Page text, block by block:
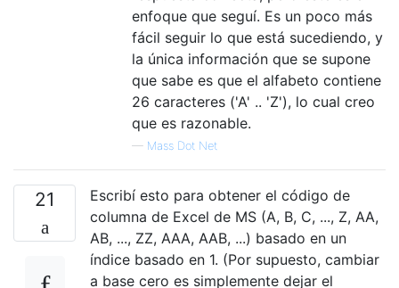
enfoque que seguí. Es un poco más
fácil seguir lo que está sucediendo, y
la única información que se supone
que sabe es que el alfabeto contiene
26 caracteres ('A' .. 'Z'), lo cual creo
que es razonable.
— Mass Dot Net
21
Escribí esto para obtener el código de
columna de Excel de MS (A, B, C, ..., Z, AA,
AB, ..., ZZ, AAA, AAB, ...) basado en un
índice basado en 1. (Por supuesto, cambiar
a base cero es simplemente dejar el